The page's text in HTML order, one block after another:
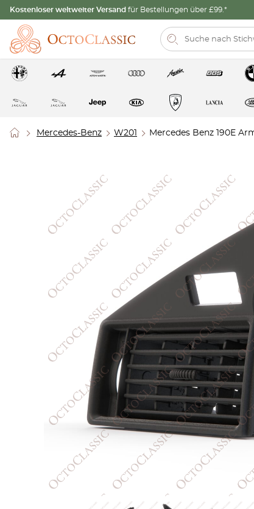
Kostenloser weltweiter Versand für Bestellungen über £99.*
Mercedes-Benz W201 Mercedes Benz 190E